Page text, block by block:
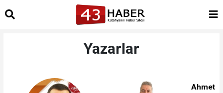
Yazarlar
Ahmet